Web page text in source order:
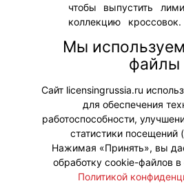
чтобы выпустить
коллекцию
пасхалок, а в
набор переводных
обувь.
Мы
файлы
Сайт licensingrussia.ru
для обеспечения
работоспособности,
статистики посещений
Нажимая «Принять», вы
обработку cookie-файлов в
Политикой